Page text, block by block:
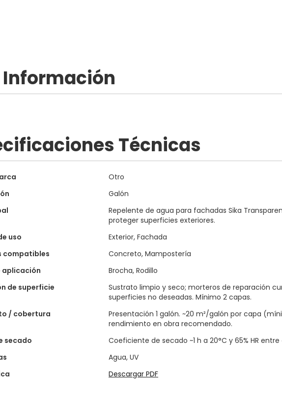
Información
Técnicas
Otro
Galón
Repelente de agua para fachadas Sika
proteger superficies exteriores.
uso
Exterior, Fachada
compatibles
Concreto, Mampostería
aplicación
Brocha, Rodillo
de superficie
Sustrato limpio y seco; morteros de reparación
superficies no deseadas. Mínimo 2 capas.
/ cobertura
Presentación 1 galón. ~20 m²/galón por capa
rendimiento en obra recomendado.
secado
Coeficiente de secado ~1 h a 20°C y 65% HR
Agua, UV
Descargar PDF